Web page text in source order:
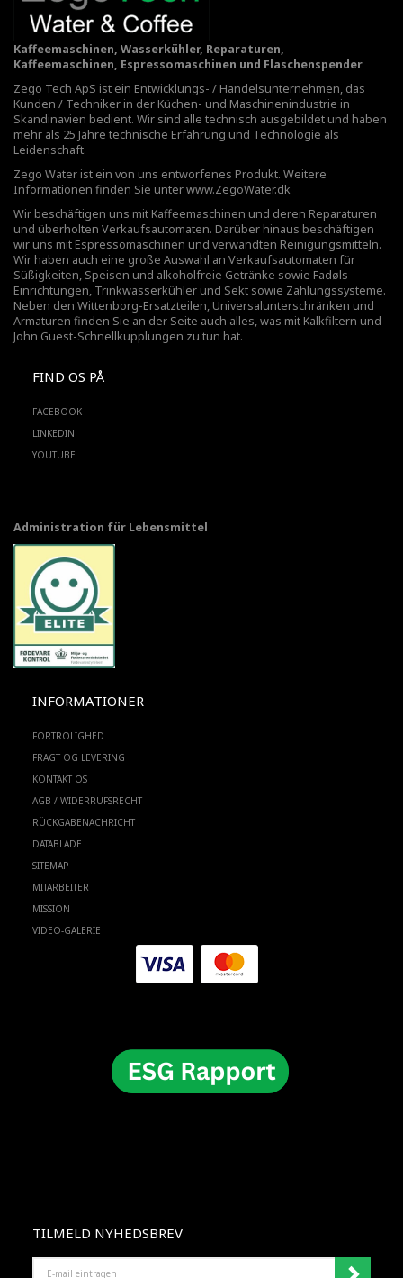
Kaffeemaschinen, Wasserkühler, Reparaturen,
Kaffeemaschinen, Espressomaschinen und Flaschenspender
Zego Tech ApS ist ein Entwicklungs- / Handelsunternehmen, das
Kunden / Techniker in der Küchen- und Maschinenindustrie in
Skandinavien bedient. Wir sind alle technisch ausgebildet und haben
mehr als 25 Jahre technische Erfahrung und Technologie als
Leidenschaft.
Zego Water ist ein von uns entworfenes Produkt. Weitere
Informationen finden Sie unterwww.ZegoWater.dk
Wir beschäftigen uns mit Kaffeemaschinen und deren Reparaturen
und überholten Verkaufsautomaten. Darüber hinaus beschäftigen
wir uns mit Espressomaschinen und verwandten Reinigungsmitteln.
Wir haben auch eine große Auswahl an Verkaufsautomaten für
Süßigkeiten, Speisen und alkoholfreie Getränke sowie Fadøls-
Einrichtungen, Trinkwasserkühler und Sekt sowie Zahlungssysteme.
Neben den Wittenborg-Ersatzteilen, Universalunterschränken und
Armaturen finden Sie an der Seite auch alles, was mit Kalkfiltern und
John Guest-Schnellkupplungen zu tun hat.
FIND OS PÅ
FACEBOOK
LINKEDIN
YOUTUBE
Administration für Lebensmittel
INFORMATIONER
FORTROLIGHED
FRAGT OG LEVERING
KONTAKT OS
AGB / WIDERRUFSRECHT
RÜCKGABENACHRICHT
DATABLADE
SITEMAP
MITARBEITER
MISSION
VIDEO-GALERIE
TILMELD NYHEDSBREV
MAIL